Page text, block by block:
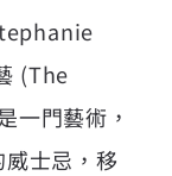
(The
一門藝術，
士忌，移